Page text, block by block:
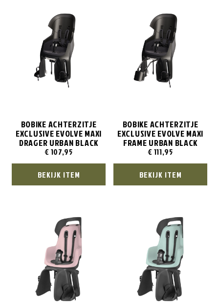
BOBIKE ACHTERZITJE
EXCLUSIVE EVOLVE MAXI
DRAGER URBAN BLACK
€ 107,95
BEKIJK ITEM
BOBIKE ACHTERZITJE
EXCLUSIVE EVOLVE MAXI
FRAME URBAN BLACK
€ 111,95
BEKIJK ITEM